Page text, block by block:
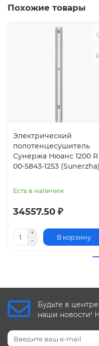
Похожие товары
Электрический
полотенцесушитель
Сунержа Нюанс 1200 R
00-5843-1253 (Sunerzha)
Есть в наличии
34557.50 ₽
В корзину
Будьте в
наши новости!